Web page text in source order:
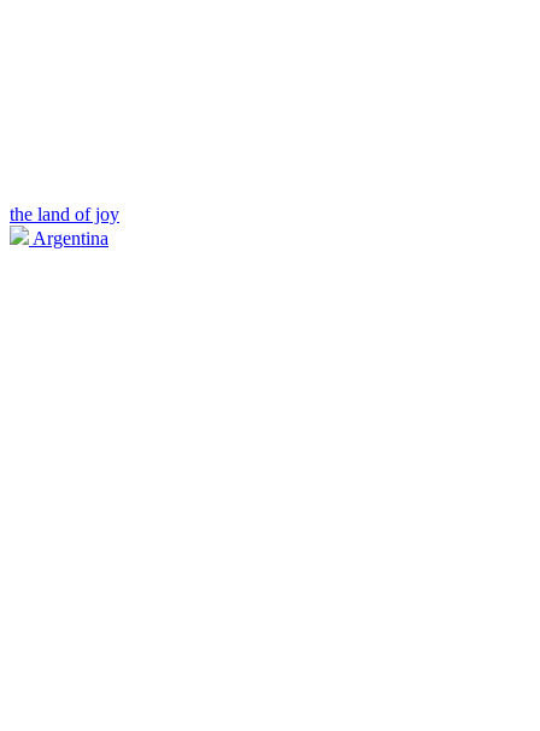
the land of joy
Argentina